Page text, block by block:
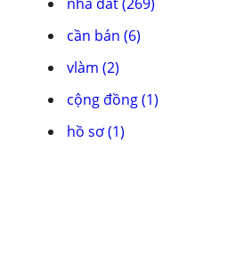
cần bán (6)
vlàm (2)
cộng đồng (1)
hồ sơ (1)